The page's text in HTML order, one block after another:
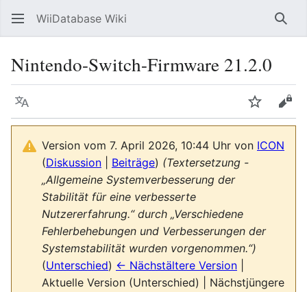
WiiDatabase Wiki
Nintendo-Switch-Firmware 21.2.0
Sprache
Version vom 7. April 2026, 10:44 Uhr von ICON
(Diskussion Beiträge) (Textersetzung -
„Allgemeine Systemverbesserung der
Stabilität für eine verbesserte
Nutzererfahrung.“ durch „Verschiedene
Fehlerbehebungen und Verbesserungen der
Systemstabilität wurden vorgenommen.“)
(Unterschied) ← Nächstältere Version
Aktuelle Version (Unterschied) | Nächstjüngere